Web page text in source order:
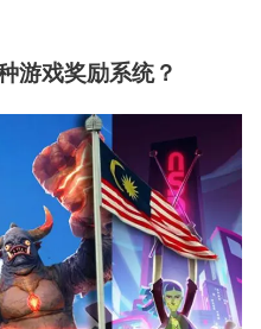
游戏奖励系统？